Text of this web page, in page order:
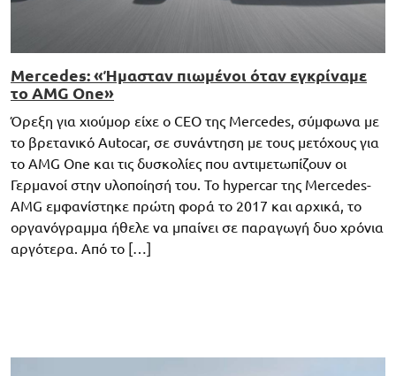
Mercedes: «Ήμασταν πιωμένοι όταν εγκρίναμε
το AMG One»
Όρεξη για χιούμορ είχε ο CEO της Mercedes, σύμφωνα με
το βρετανικό Autocar, σε συνάντηση με τους μετόχους για
το AMG One και τις δυσκολίες που αντιμετωπίζουν οι
Γερμανοί στην υλοποίησή του. Το hypercar της Mercedes-
AMG εμφανίστηκε πρώτη φορά το 2017 και αρχικά, το
οργανόγραμμα ήθελε να μπαίνει σε παραγωγή δυο χρόνια
αργότερα. Από το […]